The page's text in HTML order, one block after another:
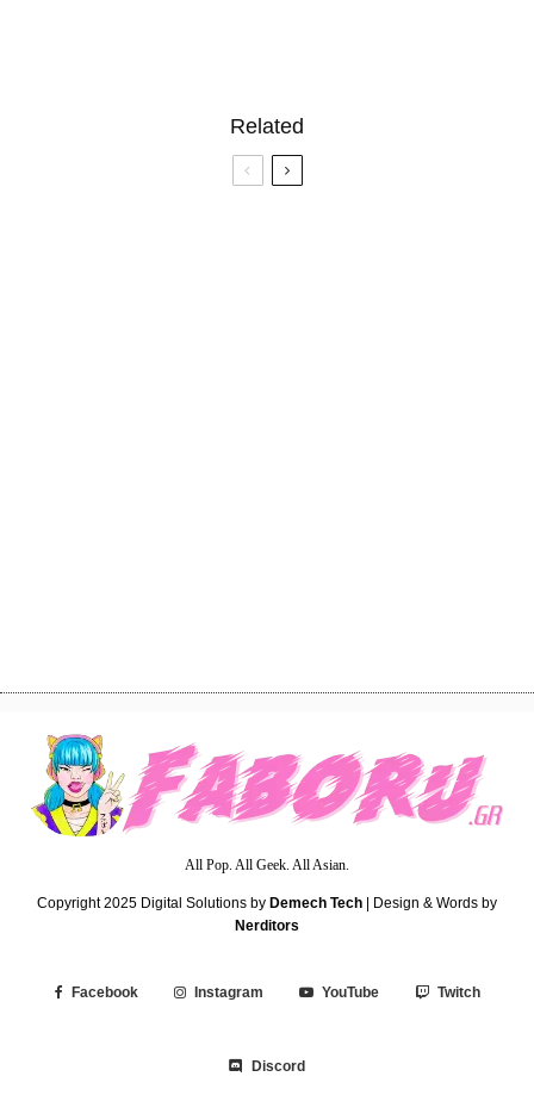
Related
All Pop. All Geek. All Asian.
Copyright 2025 Digital Solutions by Demech Tech | Design & Words by
Nerditors
Facebook Instagram YouTube Twitch
Discord